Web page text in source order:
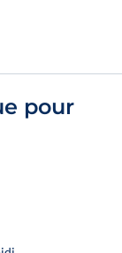
pour